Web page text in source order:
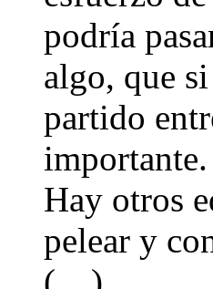
podría
algo, que
partido
Hay otros
pelear y
(…)